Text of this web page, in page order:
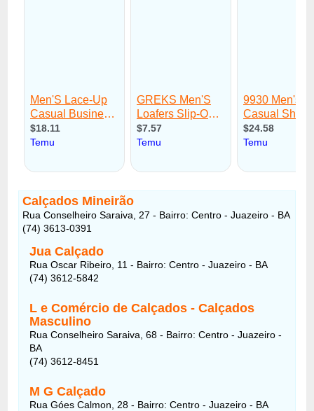
Calçados Mineirão
Rua Conselheiro Saraiva, 27 - Bairro: Centro - Juazeiro - BA
(74) 3613-0391
Jua Calçado
Rua Oscar Ribeiro, 11 - Bairro: Centro - Juazeiro - BA
(74) 3612-5842
L e Comércio de Calçados - Calçados
Masculino
Rua Conselheiro Saraiva, 68 - Bairro: Centro - Juazeiro -
BA
(74) 3612-8451
M G Calçado
Rua Góes Calmon, 28 - Bairro: Centro - Juazeiro - BA